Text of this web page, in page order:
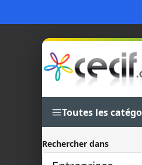
Toutes les
Rechercher dans